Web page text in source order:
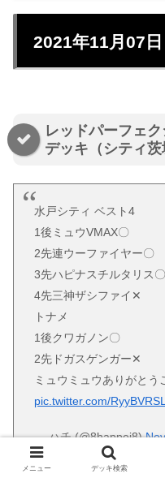
2021年11月07
レッドパーフェ
デッキ（シティ茨
水戸シティ ベスト4
1後ミュウVMAX〇
2先連ウーファイヤー〇
3先ハピナスチルタリス〇
4先三神ザシファイ✕
トナメ
1後クワガノン〇
2先ドガスゲンガー✕
ミュウミュウありがとう
pic.twitter.com/
— ハチ (@8happei8)
メニュー デッキ検索